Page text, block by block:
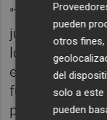
"Tenemos que
juntos de la
los
equipo tengo,
fútbol y cómo
proseguido.
pueden
otros fines,
del
solo a este
pueden